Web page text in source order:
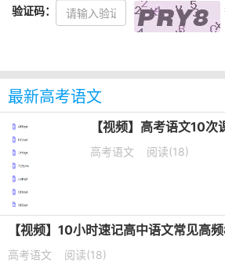
验证码：
最新高考语文
高考语文 阅读(18)
高考语文 阅读(18)